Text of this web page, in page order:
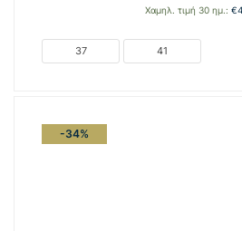
price
Χαμηλ. τιμή 30 ημ.: €
37 41
-34%